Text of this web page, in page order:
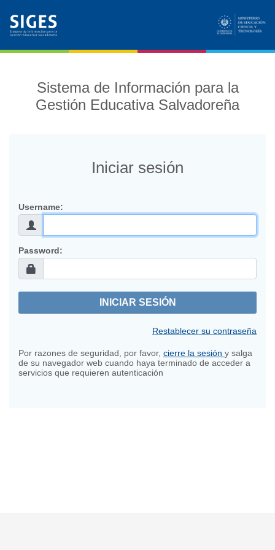
Sistema de Información para la
Gestión Educativa Salvadoreña
Iniciar sesión
Username:
Password:
Restablecer su contraseña
Por razones de seguridad, por favor, cierre la sesión y salga
de su navegador web cuando haya terminado de acceder a
servicios que requieren autenticación